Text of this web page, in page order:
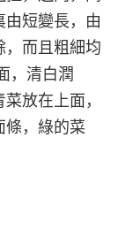
短變長，由
，而且粗細均
，清白潤
放在上面，
條，綠的菜